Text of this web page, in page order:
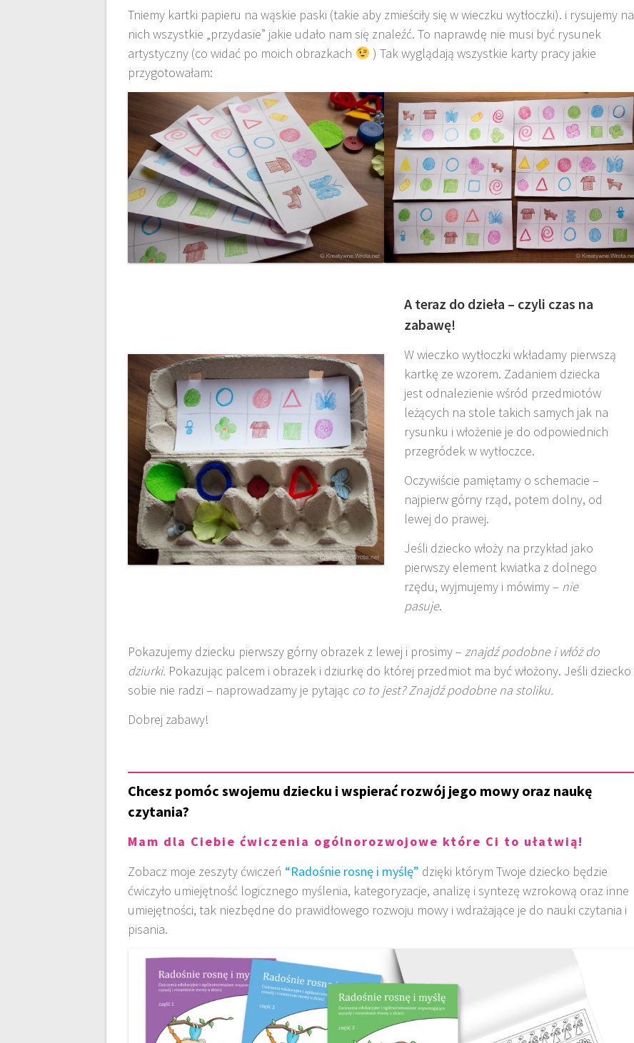
Tniemy kartki papieru na wąskie paski (takie aby zmieściły się w wieczku wytłoczki). i rysujemy na
nich wszystkie „przydasie” jakie udało nam się znaleźć. To naprawdę nie musi być rysunek
artystyczny (co widać po moich obrazkach
) Tak wyglądają wszystkie karty pracy jakie
przygotowałam:
A teraz do dzieła – czyli czas na
zabawę!
W wieczko wytłoczki wkładamy pierwszą
kartkę ze wzorem. Zadaniem dziecka
jest odnalezienie wśród przedmiotów
leżących na stole takich samych jak na
rysunku i włożenie je do odpowiednich
przegródek w wytłoczce.
Oczywiście pamiętamy o schemacie –
najpierw górny rząd, potem dolny, od
lewej do prawej.
Jeśli dziecko włoży na przykład jako
pierwszy element kwiatka z dolnego
rzędu, wyjmujemy i mówimy – nie
pasuje.
Pokazujemy dziecku pierwszy górny obrazek z lewej i prosimy –znajdź podobne i włóż do
dziurki. Pokazując palcem i obrazek i dziurkę do której przedmiot ma być włożony. Jeśli dziecko
sobie nie radzi – naprowadzamy je pytając co to jest? Znajdź podobne na stoliku.
Dobrej zabawy!
Chcesz pomóc swojemu dziecku i wspierać rozwój jego mowy oraz naukę
czytania?
Mam dla Ciebie ćwiczenia ogólnorozwojowe które Ci to ułatwią!
Zobacz moje zeszyty ćwiczeń “Radośnie rosnę i myślę” dzięki którym Twoje dziecko będzie
ćwiczyło umiejętność logicznego myślenia, kategoryzacje, analizę i syntezę wzrokową oraz inne
umiejętności, tak niezbędne do prawidłowego rozwoju mowy i wdrażające je do nauki czytania i
pisania.